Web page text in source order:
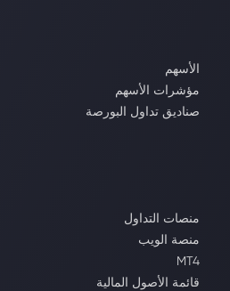
الأسهم
مؤشرات الأسهم
صناديق تداول البورصة
منصات التداول
منصة الويب
MT4
قائمة الأصول المالية